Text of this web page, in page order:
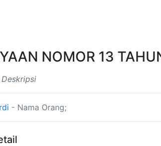
NOMOR 13
- Nama Orang;